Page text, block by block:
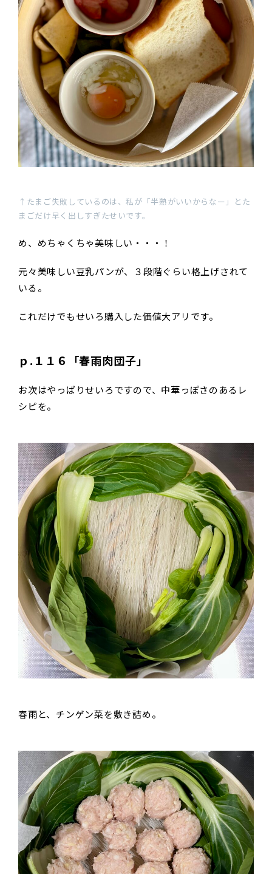
↑たまご失敗しているのは、私が「半熟がいいからなー」とた
まごだけ早く出しすぎたせいです。
め、めちゃくちゃ美味しい・・・！
元々美味しい豆乳パンが、３段階ぐらい格上げされて
いる。
これだけでもせいろ購入した価値大アリです。
ｐ.１１６「春雨肉団子」
お次はやっぱりせいろですので、中華っぽさのあるレ
シピを。
春雨と、チンゲン菜を敷き詰め。